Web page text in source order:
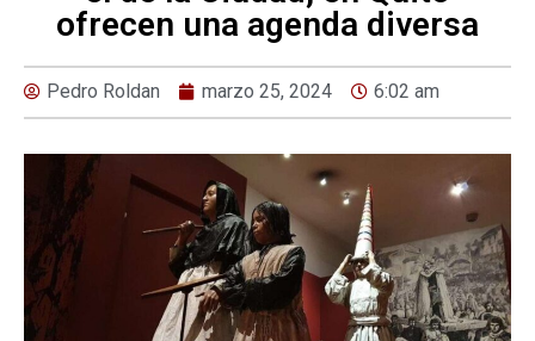
ofrecen una agenda diversa
Pedro Roldan marzo 25, 2024 6:02 am